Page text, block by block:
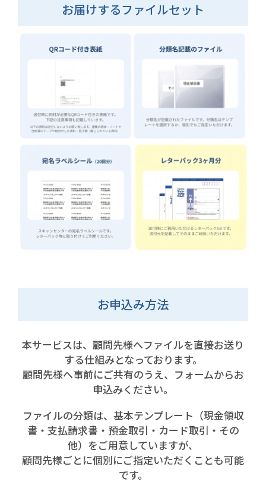
お届けするファイルセット
お申込み方法
本サービスは、顧問先様へファイルを直接お送り
する仕組みとなっております。
顧問先様へ事前にご共有のうえ、フォームからお
申込みください。
ファイルの分類は、基本テンプレート（現金領収
書・支払請求書・預金取引・カード取引・その
他）をご用意していますが、
顧問先様ごとに個別にご指定いただくことも可能
です。